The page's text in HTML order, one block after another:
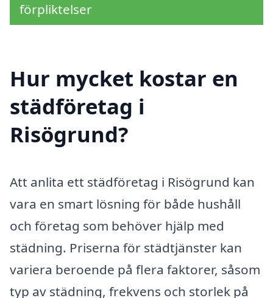
förpliktelser
Hur mycket kostar en
städföretag i
Risögrund?
Att anlita ett städföretag i Risögrund kan
vara en smart lösning för både hushåll
och företag som behöver hjälp med
städning. Priserna för städtjänster kan
variera beroende på flera faktorer, såsom
typ av städning, frekvens och storlek på